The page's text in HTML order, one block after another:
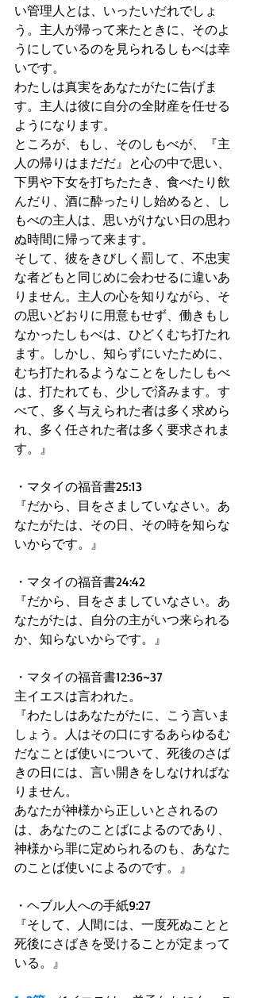
い管理人とは、いったいだれでしょ
う。主人が帰って来たときに、そのよ
うにしているのを見られるしもべは幸
いです。
わたしは真実をあなたがたに告げま
す。主人は彼に自分の全財産を任せる
ようになります。
ところが、もし、そのしもべが、『主
人の帰りはまだだ』と心の中で思い、
下男や下女を打ちたたき、食べたり飲
んだり、酒に酔ったりし始めると、し
もべの主人は、思いがけない日の思わ
ぬ時間に帰って来ます。
そして、彼をきびしく罰して、不忠実
な者どもと同じめに会わせるに違いあ
りません。主人の心を知りながら、そ
の思いどおりに用意もせず、働きもし
なかったしもべは、ひどくむち打たれ
ます。しかし、知らずにいたために、
むち打たれるようなことをしたしもべ
は、打たれても、少しで済みます。す
べて、多く与えられた者は多く求めら
れ、多く任された者は多く要求されま
す。』
・マタイの福音書25:13
『だから、目をさましていなさい。あ
なたがたは、その日、その時を知らな
いからです。』
・マタイの福音書24:42
『だから、目をさましていなさい。あ
なたがたは、自分の主がいつ来られる
か、知らないからです。』
・マタイの福音書12:36~37
主イエスは言われた。
『わたしはあなたがたに、こう言いま
しょう。人はその口にするあらゆるむ
だなことば使いについて、死後のさば
きの日には、言い開きをしなければな
りません。
あなたが神様から正しいとされるの
は、あなたのことばによるのであり、
神様から罪に定められるのも、あなた
のことば使いによるのです。』
・ヘブル人への手紙9:27
『そして、人間には、一度死ぬことと
死後にさばきを受けることが定まって
いる。』